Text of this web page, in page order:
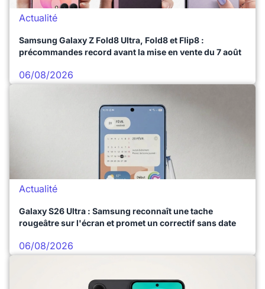
Actualité
Samsung Galaxy Z Fold8 Ultra, Fold8 et Flip8 :
précommandes record avant la mise en vente du 7 août
06/08/2026
Actualité
Galaxy S26 Ultra : Samsung reconnaît une tache
rougeâtre sur l'écran et promet un correctif sans date
06/08/2026